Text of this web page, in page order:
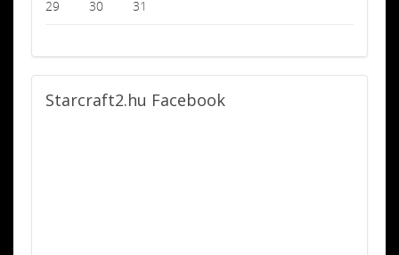
29 30 31
Starcraft2.hu Facebook